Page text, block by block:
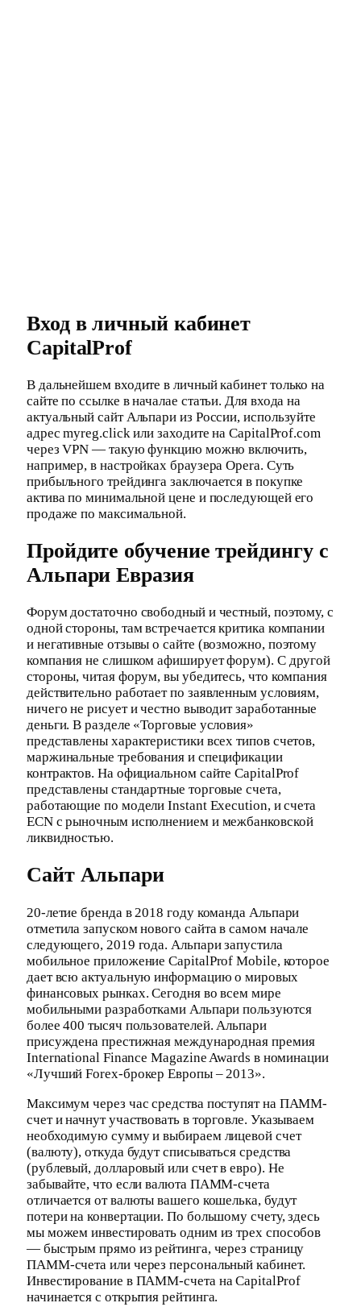
Вход в личный кабинет
CapitalProf
В дальнейшем входите в личный кабинет только на
сайте по ссылке в началае статьи. Для входа на
актуальный сайт Альпари из России, используйте
адрес myreg.click или заходите на CapitalProf.com
через VPN — такую функцию можно включить,
например, в настройках браузера Opera. Суть
прибыльного трейдинга заключается в покупке
актива по минимальной цене и последующей его
продаже по максимальной.
Пройдите обучение трейдингу с
Альпари Евразия
Форум достаточно свободный и честный, поэтому, с
одной стороны, там встречается критика компании
и негативные отзывы о сайте (возможно, поэтому
компания не слишком афиширует форум). С другой
стороны, читая форум, вы убедитесь, что компания
действительно работает по заявленным условиям,
ничего не рисует и честно выводит заработанные
деньги. В разделе «Торговые условия»
представлены характеристики всех типов счетов,
маржинальные требования и спецификации
контрактов. На официальном сайте CapitalProf
представлены стандартные торговые счета,
работающие по модели Instant Execution, и счета
ECN с рыночным исполнением и межбанковской
ликвидностью.
Сайт Альпари
20-летие бренда в 2018 году команда Альпари
отметила запуском нового сайта в самом начале
следующего, 2019 года. Альпари запустила
мобильное приложение CapitalProf Mobile, которое
дает всю актуальную информацию о мировых
финансовых рынках. Сегодня во всем мире
мобильными разработками Альпари пользуются
более 400 тысяч пользователей. Альпари
присуждена престижная международная премия
International Finance Magazine Awards в номинации
«Лучший Forex-брокер Европы – 2013».
Максимум через час средства поступят на ПАММ-
счет и начнут участвовать в торговле. Указываем
необходимую сумму и выбираем лицевой счет
(валюту), откуда будут списываться средства
(рублевый, долларовый или счет в евро). Не
забывайте, что если валюта ПАММ-счета
отличается от валюты вашего кошелька, будут
потери на конвертации. По большому счету, здесь
мы можем инвестировать одним из трех способов
— быстрым прямо из рейтинга, через страницу
ПАММ-счета или через персональный кабинет.
Инвестирование в ПАММ-счета на CapitalProf
начинается с открытия рейтинга.